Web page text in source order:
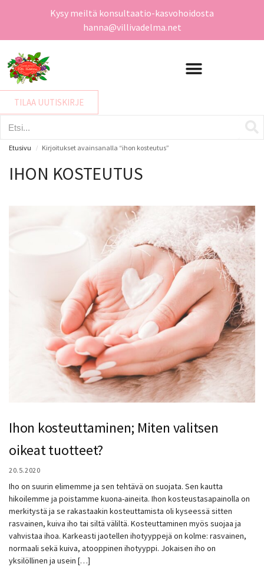
Kysy meiltä konsultaatio-kasvohoidosta
hanna@villivadelma.net
TILAA UUTISKIRJE
Etusivu / Kirjoitukset avainsanalla “ihon kosteutus”
IHON KOSTEUTUS
Ihon kosteuttaminen; Miten valitsen
oikeat tuotteet?
20.5.2020
Iho on suurin elimemme ja sen tehtävä on suojata. Sen kautta
hikoilemme ja poistamme kuona-aineita. Ihon kosteustasapainolla on
merkitystä ja se rakastaakin kosteuttamista oli kyseessä sitten
rasvainen, kuiva iho tai siltä väliltä. Kosteuttaminen myös suojaa ja
vahvistaa ihoa. Karkeasti jaotellen ihotyyppejä on kolme: rasvainen,
normaali sekä kuiva, atooppinen ihotyyppi. Jokaisen iho on
yksilöllinen ja usein […]